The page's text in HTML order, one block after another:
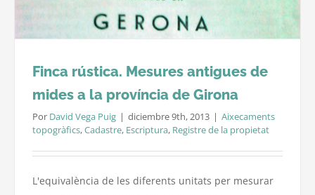
Finca rústica. Mesures antigues de
mides a la província de Girona
Por David Vega Puig | diciembre 9th, 2013 | Aixecaments
topogràfics,Cadastre, Escriptura, Registre de la propietat
L'equivalència de les diferents unitats per mesurar